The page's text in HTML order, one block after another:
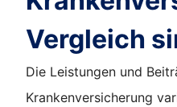
Vergleich
Die Leistungen und
Krankenversicherung